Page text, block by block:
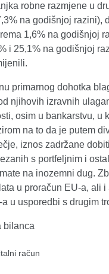
robne razmjene u
na godišnjoj razini),
1,6% na godišnjoj
i 25,1% na godišnjoj
primarnog dohotka
njihovih izravnih
osim u bankarstvu, u
na to da je putem
iznos zadržane
s portfeljnim i
na inozemni dug.
u proračun EU-a, ali
u usporedbi s drugim
bilanca
račun